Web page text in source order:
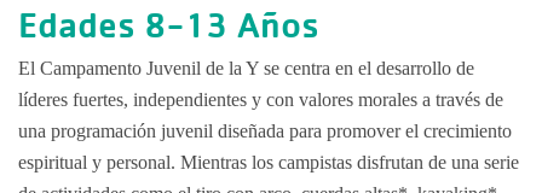
Edades 8-13 Años
El Campamento Juvenil de la Y se centra en el desarrollo de
líderes fuertes, independientes y con valores morales a través de
una programación juvenil diseñada para promover el crecimiento
espiritual y personal. Mientras los campistas disfrutan de una serie